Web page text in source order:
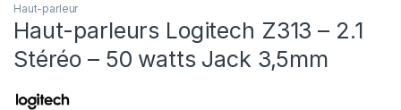
Haut-parleur
Haut-parleurs Logitech Z313 – 2.1
Stéréo – 50 watts Jack 3,5mm